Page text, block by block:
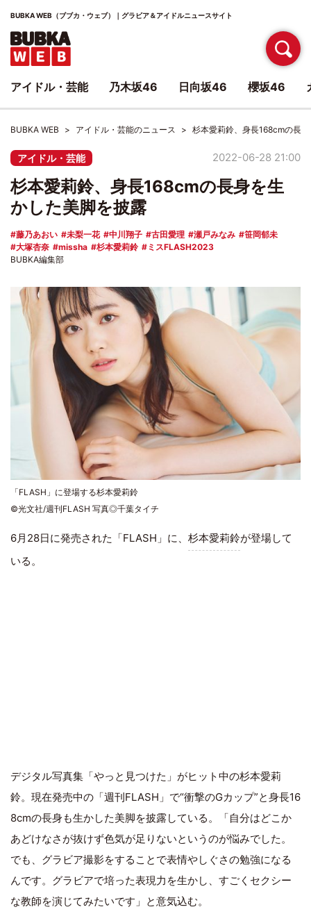
BUBKA WEB（ブブカ・ウェブ）｜グラビア＆アイドルニュースサイト
BUBKA WEB アイドル・芸能のニュース 杉本愛莉鈴、身長168cmの長
アイドル・芸能 2022-06-28 21:00
杉本愛莉鈴、身長168cmの長身を生
かした美脚を披露
藤乃あおい 未梨一花 中川翔子 古田愛理 瀬戸みなみ
笹岡郁未
大塚杏奈
missha 杉本愛莉鈴
ミスFLASH2023
BUBKA編集部
「FLASH」に登場する杉本愛莉鈴
©光文社/週刊FLASH 写真◎千葉タイチ
6月28日に発売された「FLASH」に、 杉本愛莉鈴が登場して
いる。
デジタル写真集「やっと見つけた」がヒット中の杉本愛莉
鈴。現在発売中の「週刊FLASH」で“衝撃のGカップ”と身長16
8cmの長身も生かした美脚を披露している。「自分はどこか
あどけなさが抜けず色気が足りないというのが悩みでした。
でも、グラビア撮影をすることで表情やしぐさの勉強になる
んです。グラビアで培った表現力を生かし、すごくセクシー
な教師を演じてみたいです」と意気込む。
アイドル・芸能 乃木坂46 日向坂46 櫻坂46